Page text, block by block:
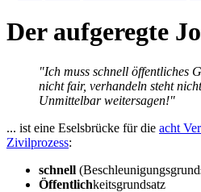
Der aufgeregte
"Ich muss schnell öffentliches
nicht fair, verhandeln steht
Unmittelbar weitersagen!"
... ist eine Eselsbrücke für die acht
Zivilprozess:
schnell
Öffentlichkeitsgrundsatz